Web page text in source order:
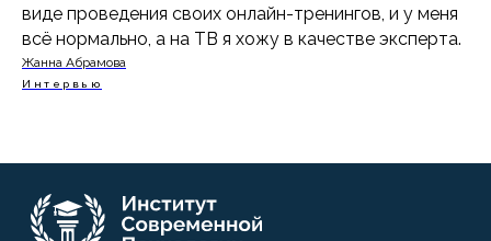
виде проведения своих онлайн-тренингов, и у меня
всё нормально, а на ТВ я хожу в качестве эксперта.
Жанна Абрамова
Интервью